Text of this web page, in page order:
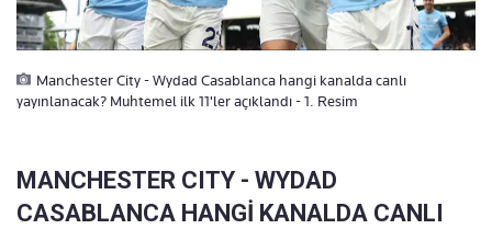
Manchester City - Wydad Casablanca hangi kanalda canlı
yayınlanacak? Muhtemel ilk 11'ler açıklandı - 1. Resim
MANCHESTER CITY - WYDAD
CASABLANCA HANGİ KANALDA CANLI